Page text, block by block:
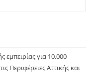
για 10.000
Περιφέρειες Αττικής και